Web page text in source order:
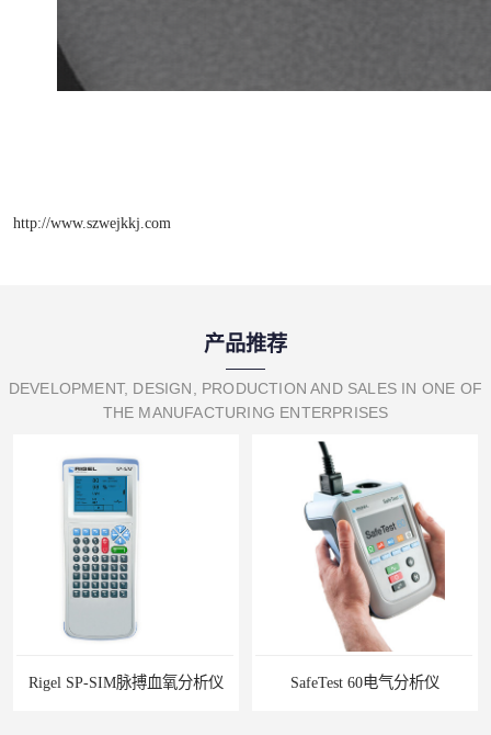
http://www.szwejkkj.com
产品推荐
DEVELOPMENT, DESIGN, PRODUCTION AND SALES IN ONE OF
THE MANUFACTURING ENTERPRISES
SafeTest 60电气分析仪 德国IBP HDM97BO电导率表